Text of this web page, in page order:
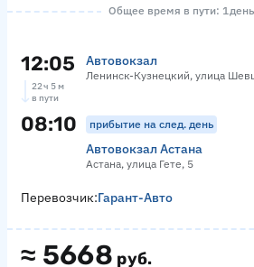
Общее время в пути: 1
12:05 Автовокзал
Ленинск-Кузнецкий, улица
22 ч 5 м
в пути
08:10 прибытие на след. день
Автовокзал Астана
Астана, улица Гете, 5
≈ 5668 руб.
Перевозчик:Гарант-Авто